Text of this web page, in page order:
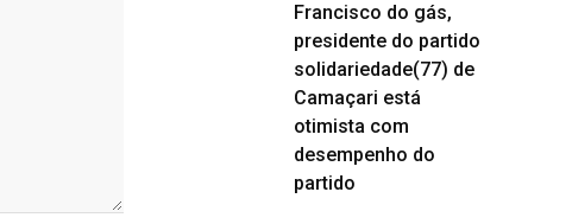
Francisco do gás,
presidente do partido
solidariedade(77) de
Camaçari está
otimista com
desempenho do
partido